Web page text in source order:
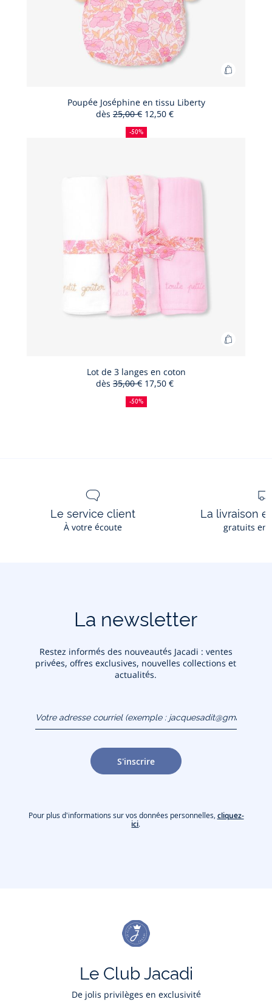
Ajouter
Poupée Joséphine en tissu Liberty
dès
50
%
de
Ancien
prix
:
25,00 €Nouveau
prix
:
12,50 €
-50%
Ajouter
Lot de 3 langes en coton
dès
50
%
de
Ancien
prix
:
35,00 €Nouveau
prix
:
17,50 €
-50%
Le service client
À votre écoute
La livraison
gratuits en
La newsletter
Restez informés des nouveautés Jacadi : ventes
privées, offres exclusives, nouvelles collections et
actualités.
(exemple :
jacquesadit@gmail.com)
S'inscrire
Pour plus d'informations sur vos données personnelles, cliquez-
ici.
Le Club Jacadi
De jolis privilèges en exclusivité